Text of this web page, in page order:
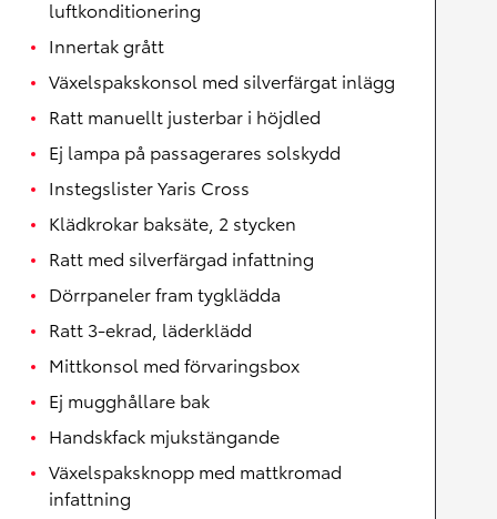
luftkonditionering
Innertak grått
Växelspakskonsol med silverfärgat inlägg
Ratt manuellt justerbar i höjdled
Ej lampa på passagerares solskydd
Instegslister Yaris Cross
Klädkrokar baksäte, 2 stycken
Ratt med silverfärgad infattning
Dörrpaneler fram tygklädda
Ratt 3-ekrad, läderklädd
Mittkonsol med förvaringsbox
Ej mugghållare bak
Handskfack mjukstängande
Växelspaksknopp med mattkromad
infattning